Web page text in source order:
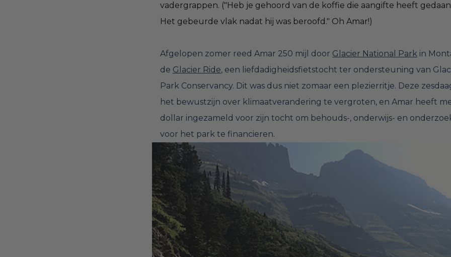
vadergrappen. ("Heb je gehoord van de koffie die aangifte heeft gedaan
Het gebeurde vlak nadat hij was beroofd." Oh Amar!)
Afgelopen zomer reed Amar 250 mijl door Glacier National Park in
de Glacier Ride, een liefdadigheidsfietstocht ter ondersteuning van
Park Conservancy. Dit was dus niet zomaar een plezierritje. Deze
het bewustzijn over klimaatverandering te vergroten, en Amar heeft
dollar ingezameld voor zijn tocht om behouds-, onderwijs- en
voor het park te financieren.